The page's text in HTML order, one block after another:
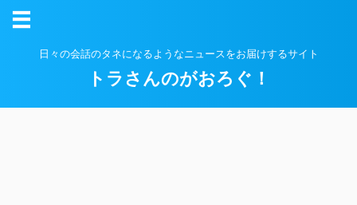
日々の会話のタネになるようなニュースをお届けするサイト
トラさんのがおろぐ！